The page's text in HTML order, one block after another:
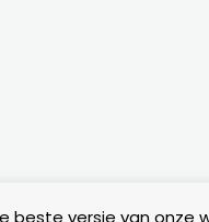
beste versie van onze
2026 – De